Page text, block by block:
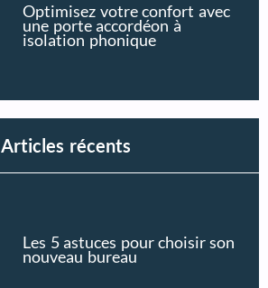
Optimisez votre confort avec
une porte accordéon à
isolation phonique
Articles récents
Les 5 astuces pour choisir son
nouveau bureau